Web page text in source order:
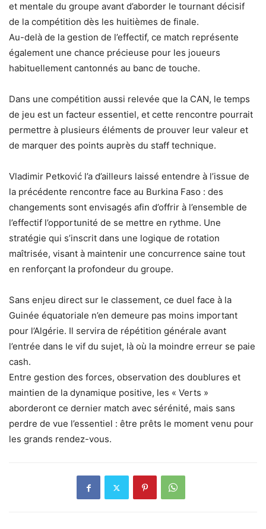
et mentale du groupe avant d’aborder le tournant décisif
de la compétition dès les huitièmes de finale.
Au-delà de la gestion de l’effectif, ce match représente
également une chance précieuse pour les joueurs
habituellement cantonnés au banc de touche.
Dans une compétition aussi relevée que la CAN, le temps
de jeu est un facteur essentiel, et cette rencontre pourrait
permettre à plusieurs éléments de prouver leur valeur et
de marquer des points auprès du staff technique.
Vladimir Petković l’a d’ailleurs laissé entendre à l’issue de
la précédente rencontre face au Burkina Faso : des
changements sont envisagés afin d’offrir à l’ensemble de
l’effectif l’opportunité de se mettre en rythme. Une
stratégie qui s’inscrit dans une logique de rotation
maîtrisée, visant à maintenir une concurrence saine tout
en renforçant la profondeur du groupe.
Sans enjeu direct sur le classement, ce duel face à la
Guinée équatoriale n’en demeure pas moins important
pour l’Algérie. Il servira de répétition générale avant
l’entrée dans le vif du sujet, là où la moindre erreur se paie
cash.
Entre gestion des forces, observation des doublures et
maintien de la dynamique positive, les « Verts »
aborderont ce dernier match avec sérénité, mais sans
perdre de vue l’essentiel : être prêts le moment venu pour
les grands rendez-vous.